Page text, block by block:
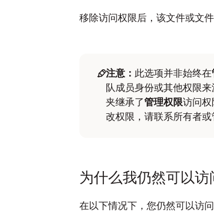
移除访问权限后，该文件或文
注意： 此选项并非始终在
队成员身份或其他权限
夹继承了管理权限访问
改权限，请联系所有者或
为什么我仍然可以访
在以下情况下，您仍然可以访问